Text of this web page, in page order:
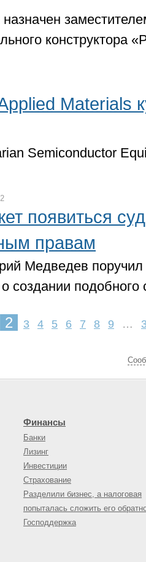
конструктора
Materials
Semiconductor
появиться
правам
Медведев поручил
создании подобного
2 3 4 5 6 7 8 9 …
Финансы
Банки
Лизинг
Инвестиции
Страхование
Разделили бизнес, а налоговая
попыталась сложить его
Господдержка